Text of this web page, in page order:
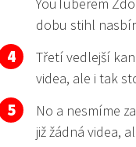
dobu stihl
Třetí vedlejší
videa, ale i tak
No a nesmíme
již žádná videa,